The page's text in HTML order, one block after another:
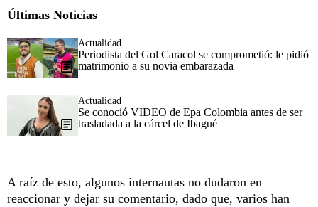
Últimas Noticias
Actualidad
Periodista del Gol Caracol se comprometió: le pidió
matrimonio a su novia embarazada
Actualidad
Se conoció VIDEO de Epa Colombia antes de ser
trasladada a la cárcel de Ibagué
A raíz de esto, algunos internautas no dudaron en
reaccionar y dejar su comentario, dado que, varios han